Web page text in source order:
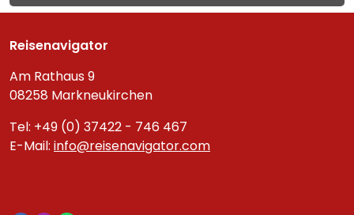
Reisenavigator
Am Rathaus 9
08258 Markneukirchen
Tel: +49 (0) 37422 - 746 467
E-Mail: info@reisenavigator.com